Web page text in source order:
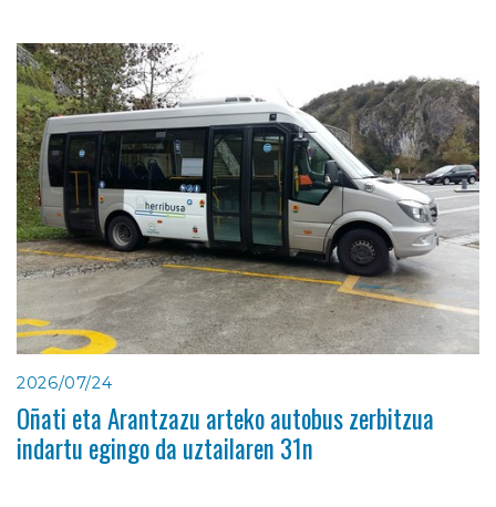
2026/07/24
Oñati eta Arantzazu arteko autobus zerbitzua
indartu egingo da uztailaren 31n